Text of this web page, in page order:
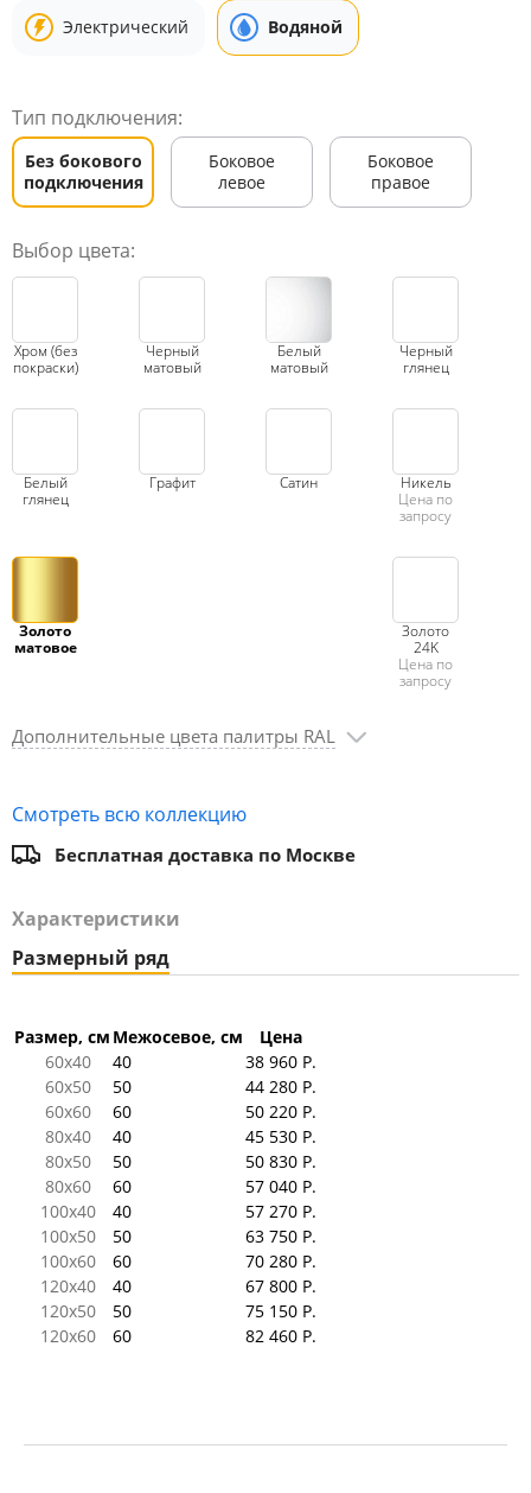
Электрический Водяной
Тип подключения:
Без бокового
подключения
Боковое
левое
Боковое
правое
Выбор цвета:
Хром (без
покраски)
Черный
матовый
Белый
матовый
Черный
глянец
Белый
глянец
Графит Сатин
Никель
Цена по
запросу
Золото
матовое
Золото
24K
Цена по
запросу
Дополнительные цвета палитры RAL
Смотреть всю коллекцию
Бесплатная доставка по Москве
Характеристики
Размерный ряд
Размер, см Межосевое, см
Цена
60x40
40
38 960 Р.
60x50
50
44 280 Р.
60x60
60
50 220 Р.
80x40
40
45 530 Р.
80x50
50
50 830 Р.
80x60
60
57 040 Р.
100x40
40
57 270 Р.
100x50
50
63 750 Р.
100x60
60
70 280 Р.
120x40
40
67 800 Р.
120x50
50
75 150 Р.
120x60
60 82 460 Р.